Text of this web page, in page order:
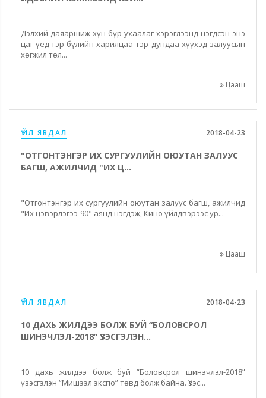
Дэлхий даяаршиж хүн бүр ухаалаг хэрэглээнд нэгдсэн энэ
цаг үед гэр бүлийн харилцаа тэр дундаа хүүхэд залуусын
хөгжил төл...
Цааш
ҮЙЛ ЯВДАЛ 2018-04-23
"ОТГОНТЭНГЭР ИХ СУРГУУЛИЙН ОЮУТАН ЗАЛУУС
БАГШ, АЖИЛЧИД "ИХ Ц...
"Отгонтэнгэр их сургуулийн оюутан залуус багш, ажилчид
"Их цэвэрлэгээ-90" аянд нэгдэж, Кино үйлдвэрээс ур...
Цааш
ҮЙЛ ЯВДАЛ 2018-04-23
10 ДАХЬ ЖИЛДЭЭ БОЛЖ БУЙ “БОЛОВСРОЛ
ШИНЭЧЛЭЛ-2018” ҮЗЭСГЭЛЭН...
10 дахь жилдээ болж буй “Боловсрол шинэчлэл-2018”
үзэсгэлэн “Мишээл экспо” төвд болж байна. Үзэс...